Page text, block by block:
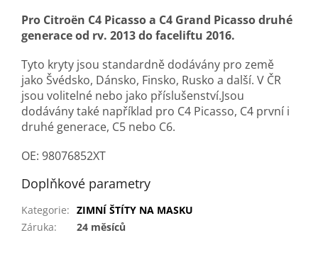
Pro Citroën C4 Picasso a C4 Grand Picasso druhé
generace od rv. 2013 do faceliftu 2016.
Tyto kryty jsou standardně dodávány pro země
jako Švédsko, Dánsko, Finsko, Rusko a další. V ČR
jsou volitelné nebo jako příslušenství.Jsou
dodávány také například pro C4 Picasso, C4 první i
druhé generace, C5 nebo C6.
OE: 98076852XT
Doplňkové parametry
Kategorie: ZIMNÍ ŠTÍTY NA MASKU
Záruka: 24 měsíců